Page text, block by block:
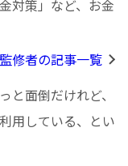
対策」など、お金
修者の記事一覧
面倒だけれど、
用している、とい